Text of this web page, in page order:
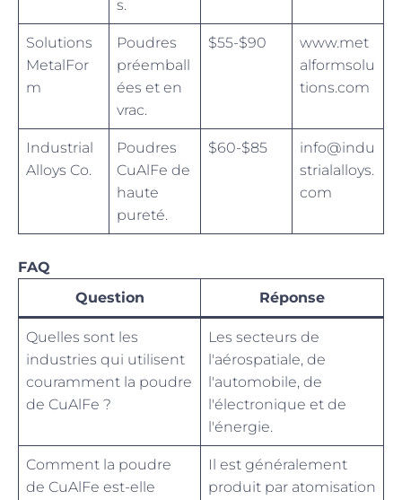
s.
Solutions
MetalFor
m
Poudres
préemball
ées et en
vrac.
$55-$90
www.met
alformsolu
tions.com
Industrial
Alloys Co.
Poudres
CuAlFe de
haute
pureté.
$60-$85
info@indu
strialalloys.
com
FAQ
Question
Réponse
Quelles sont les
industries qui utilisent
couramment la poudre
de CuAlFe ?
Les secteurs de
l'aérospatiale, de
l'automobile, de
l'électronique et de
l'énergie.
Comment la poudre
de CuAlFe est-elle
Il est généralement
produit par atomisation